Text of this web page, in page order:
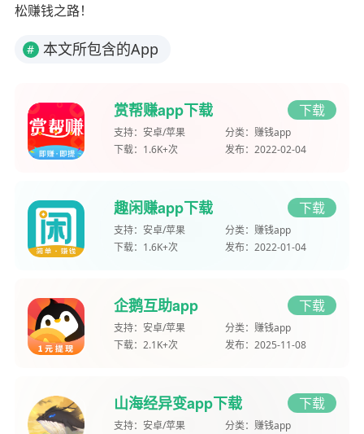
松赚钱之路！
# 本文所包含的App
赏帮赚app下载 下载
支持： 安卓/苹果 分类： 赚钱app
下载： 1.6K+次 发布： 2022-02-04
趣闲赚app下载 下载
支持： 安卓/苹果 分类： 赚钱app
下载： 1.6K+次 发布： 2022-01-04
企鹅互助app 下载
支持： 安卓/苹果 分类： 赚钱app
下载： 2.1K+次 发布： 2025-11-08
山海经异变app下载 下载
支持： 安卓/苹果 分类： 赚钱app